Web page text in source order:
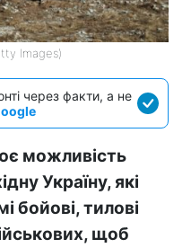
Images)
через факти, а не
можливість
Україну, які
бойові, тилові
щоб